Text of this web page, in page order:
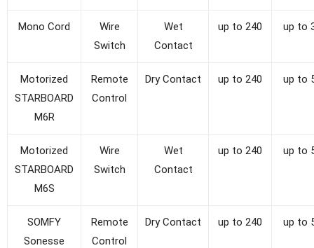
Mono Cord
Wire
Switch
Wet
Contact
up to 240 up to
Motorized
STARBOARD
M6R
Remote
Control
Dry Contact up to 240 up to
Motorized
STARBOARD
M6S
Wire
Switch
Wet
Contact
up to 240 up to
SOMFY
Sonesse
Remote
Control
Dry Contact up to 240 up to